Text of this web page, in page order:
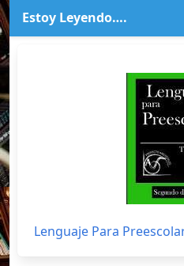
Estoy Leyendo….
Lenguaje Para